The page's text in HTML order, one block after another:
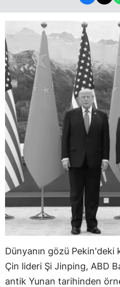
Dünyanın gözü
Çin lideri Şi Jinping, ABD
antik Yunan tarihinden